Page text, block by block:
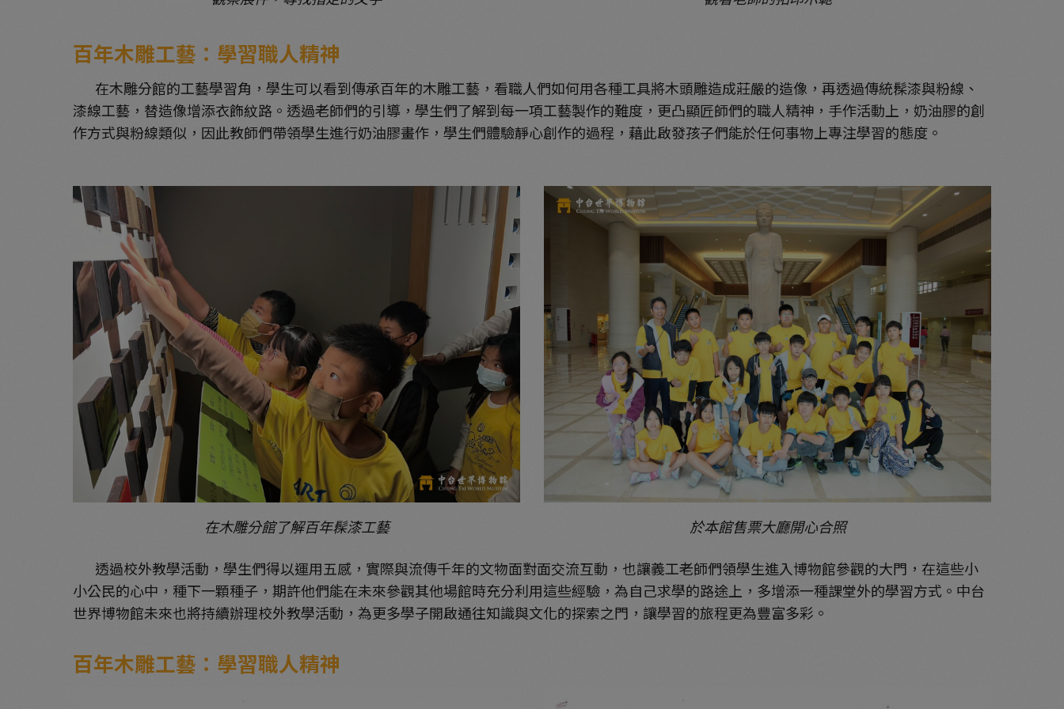
百年木雕工藝：學習職人精神
在木雕分館的工藝學習角，學生可以看到傳承百年的木雕工藝，看職人們如何用各種工具將木頭雕造成莊嚴的造像，再透過傳統髹漆與粉線、
漆線工藝，替造像增添衣飾紋路。透過老師們的引導，學生們了解到每一項工藝製作的難度，更凸顯匠師們的職人精神，手作活動上，奶油膠的創
作方式與粉線類似，因此教師們帶領學生進行奶油膠畫作，學生們體驗靜心創作的過程，藉此啟發孩子們能於任何事物上專注學習的態度。
在木雕分館了解百年髹漆工藝 於本館售票大廳開心合照
透過校外教學活動，學生們得以運用五感，實際與流傳千年的文物面對面交流互動，也讓義工老師們領學生進入博物館參觀的大門，在這些小
小公民的心中，種下一顆種子，期許他們能在未來參觀其他場館時充分利用這些經驗，為自己求學的路途上，多增添一種課堂外的學習方式。中台
世界博物館未來也將持續辦理校外教學活動，為更多學子開啟通往知識與文化的探索之門，讓學習的旅程更為豐富多彩。
百年木雕工藝：學習職人精神